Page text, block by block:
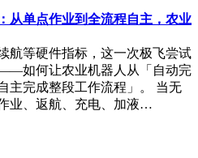
从单点作业到全流程自主，农业
航等硬件指标，这一次极飞尝试
如何让农业机器人从「自动完
主完成整段工作流程」。 当无
业、返航、充电、加液…